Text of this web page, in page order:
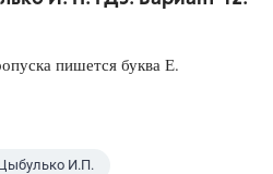
пишется буква Е.
И.П.